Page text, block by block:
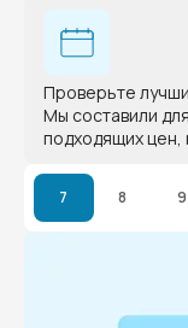
Проверьте
Мы составили
подходящих цен,
7 8 9